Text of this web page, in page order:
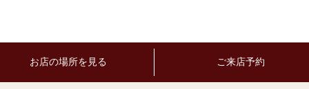
お店の場所を見る ご来店予約